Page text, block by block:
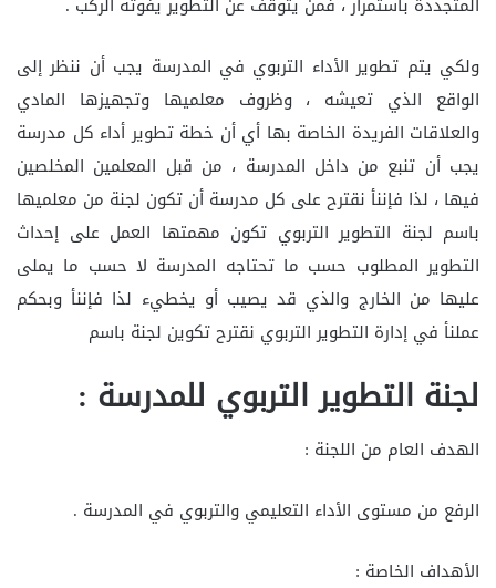
ولكي يتم تطوير الأداء التربوي في المدرسة يجب أن ننظر إلى
الواقع الذي تعيشه ، وظروف معلميها وتجهيزها المادي
والعلاقات الفريدة الخاصة بها أي أن خطة تطوير أداء كل مدرسة
يجب أن تنبع من داخل المدرسة ، من قبل المعلمين المخلصين
فيها ، لذا فإننأ نقترح على كل مدرسة أن تكون لجنة من معلميها
باسم لجنة التطوير التربوي تكون مهمتها العمل على إحداث
التطوير المطلوب حسب ما تحتاجه المدرسة لا حسب ما يملى
عليها من الخارج والذي قد يصيب أو يخطيء لذا فإننأ وبحكم
عملنأ في إدارة التطوير التربوي نقترح تكوين لجنة باسم
لجنة التطوير التربوي للمدرسة :
الهدف العام من اللجنة :
الرفع من مستوى الأداء التعليمي والتربوي في المدرسة .
الأهداف الخاصة :